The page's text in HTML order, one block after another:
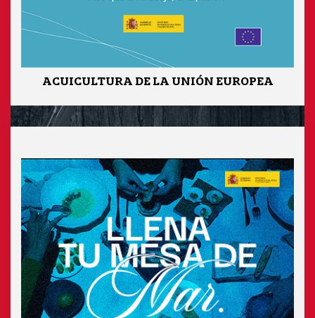
ACUICULTURA DE LA UNIÓN EUROPEA